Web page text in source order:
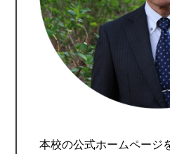
本校の公式ホームページ